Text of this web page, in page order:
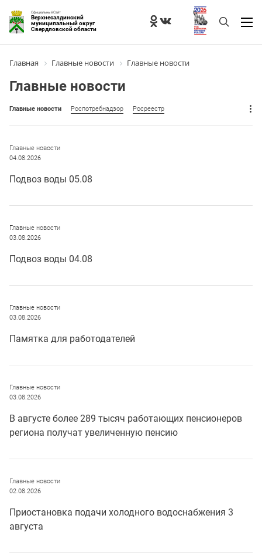
Официальный Сайт
Верхнесалдинский
муниципальный округ
Свердловской области
Главная Главные новости Главные новости
Главные новости
Главные новости Роспотребнадзор Росреестр
Главные новости
04.08.2026
Подвоз воды 05.08
Главные новости
03.08.2026
Подвоз воды 04.08
Главные новости
03.08.2026
Памятка для работодателей
Главные новости
03.08.2026
В августе более 289 тысяч работающих пенсионеров
региона получат увеличенную пенсию
Главные новости
02.08.2026
Приостановка подачи холодного водоснабжения 3
августа